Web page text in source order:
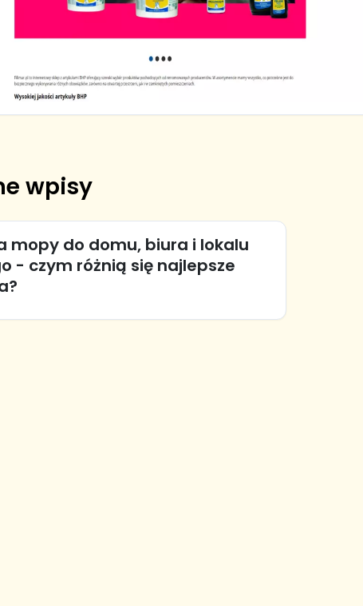
wpisy
mopy do domu, biura i lokalu
- czym różnią się najlepsze